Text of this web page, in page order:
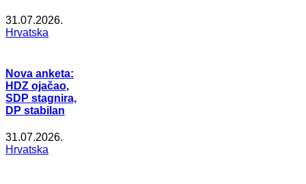
31.07.2026.
Hrvatska
Nova anketa:
HDZ ojačao,
SDP stagnira,
DP stabilan
31.07.2026.
Hrvatska